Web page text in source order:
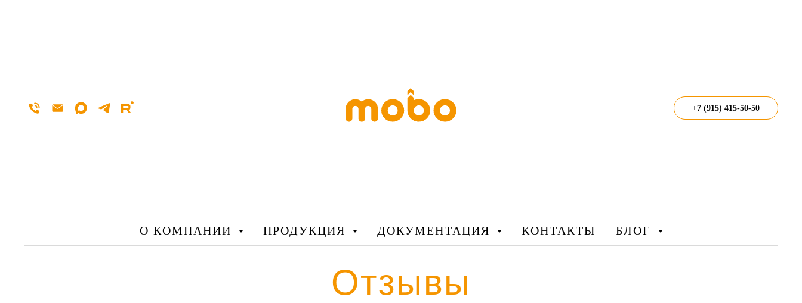
+7 (915) 415-50-50
О КОМПАНИИ ПРОДУКЦИЯ ДОКУМЕНТАЦИЯ КОНТАКТЫ БЛОГ
Отзывы